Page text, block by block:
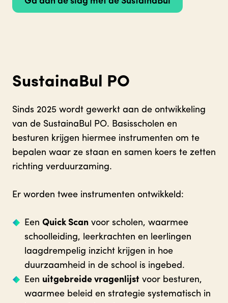
SustainaBul PO
Sinds 2025 wordt gewerkt aan de ontwikkeling
van de SustainaBul PO. Basisscholen en
besturen krijgen hiermee instrumenten om te
bepalen waar ze staan en samen koers te zetten
richting verduurzaming.
Er worden twee instrumenten ontwikkeld:
Een Quick Scan voor scholen, waarmee
schoolleiding, leerkrachten en leerlingen
laagdrempelig inzicht krijgen in hoe
duurzaamheid in de school is ingebed.
Een uitgebreide vragenlijst voor besturen,
waarmee beleid en strategie systematisch in